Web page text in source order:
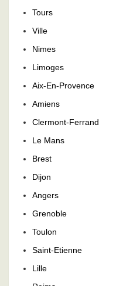
Tours
Ville
Nimes
Limoges
Aix-En-Provence
Amiens
Clermont-Ferrand
Le Mans
Brest
Dijon
Angers
Grenoble
Toulon
Saint-Etienne
Lille